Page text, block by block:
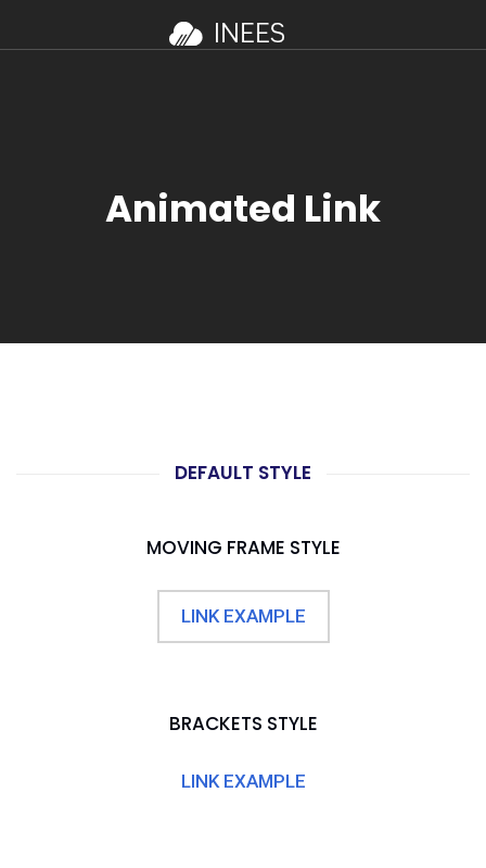
Animated Link
DEFAULT STYLE
MOVING FRAME STYLE
LINK EXAMPLE
BRACKETS STYLE
LINK EXAMPLE